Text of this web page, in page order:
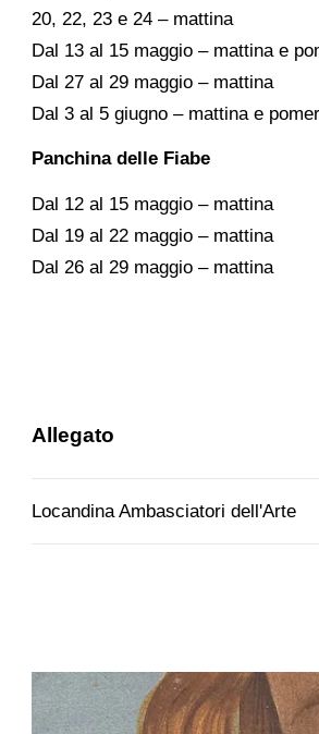
20, 22, 23 e 24 – mattina
Dal 13 al 15 maggio – mattina e
Dal 27 al 29 maggio – mattina
Dal 3 al 5 giugno – mattina e
Panchina delle Fiabe
Dal 12 al 15 maggio – mattina
Dal 19 al 22 maggio – mattina
Dal 26 al 29 maggio – mattina
Allegato
Locandina Ambasciatori dell'Arte